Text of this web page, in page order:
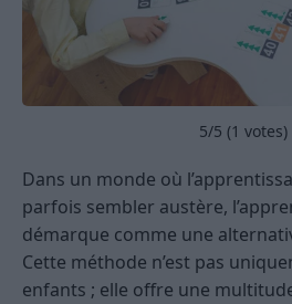
5/5 (1 votes)
Dans un monde où
parfois sembler austère,
démarque comme une
Cette méthode n’est pas
enfants ; elle offre une